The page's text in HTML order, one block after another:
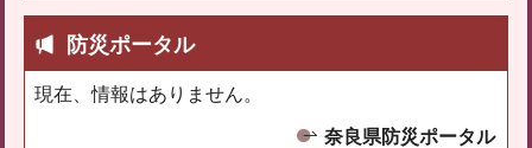
防災ポータル
現在、情報はありません。
奈良県防災ポータル